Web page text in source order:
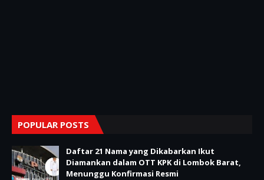
POPULAR POSTS
Daftar 21 Nama yang Dikabarkan Ikut
Diamankan dalam OTT KPK di Lombok Barat,
Menunggu Konfirmasi Resmi